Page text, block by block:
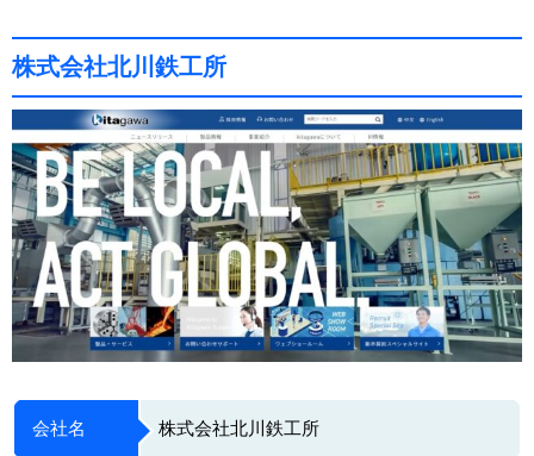
株式会社北川鉄工所
会社名 株式会社北川鉄工所